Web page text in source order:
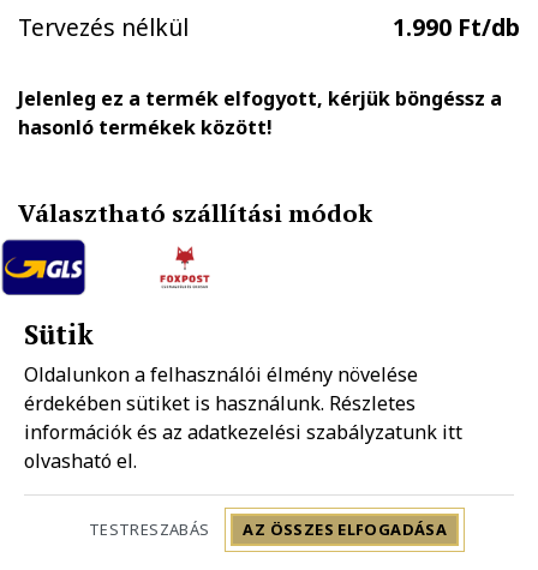
Tervezés nélkül 1.990 Ft/db
Jelenleg ez a termék elfogyott, kérjük böngéssz a
hasonló termékek között!
Választható szállítási módok
1.890 Ft
Mpl házhozszállítás
1.990 Ft
Mpl postapont
Szállítás: 2-5 munkanap
Sütik
Oldalunkon a felhasználói élmény növelése
érdekében sütiket is használunk. Részletes
információk és az adatkezelési szabályzatunk itt
olvasható el.
TESTRESZABÁS AZ ÖSSZES ELFOGADÁSA